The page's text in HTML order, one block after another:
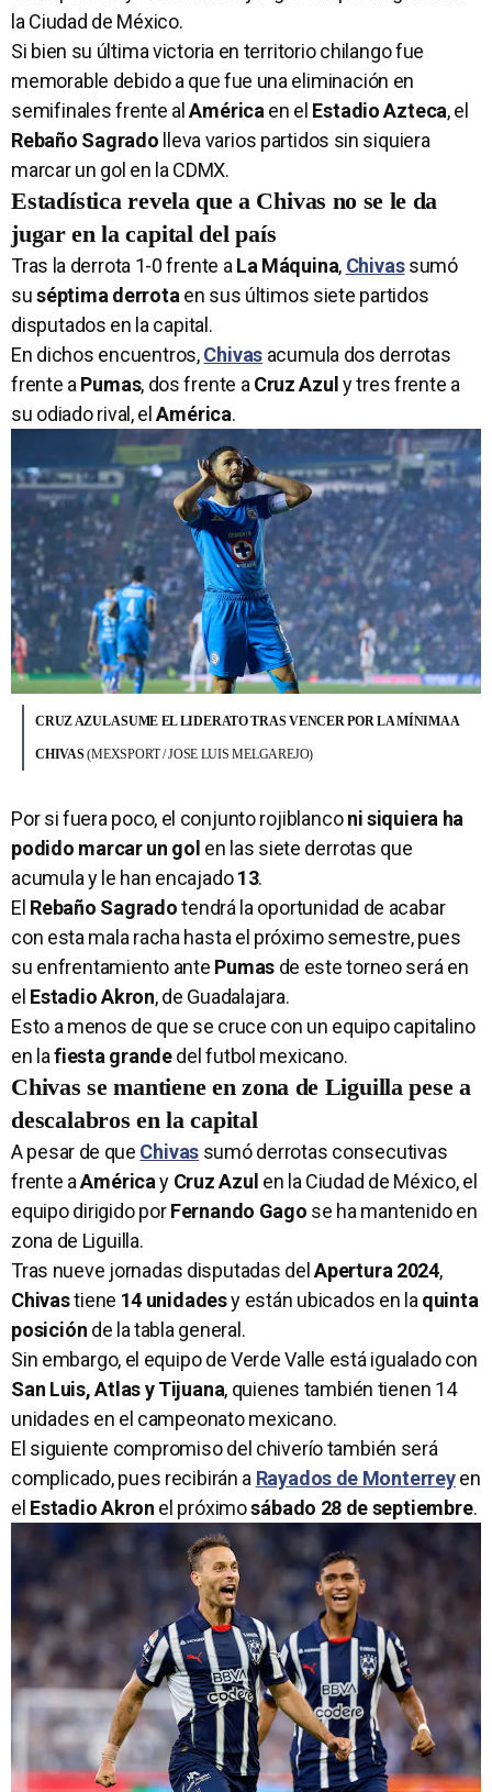
la Ciudad de México.
Si bien su última victoria en territorio chilango fue
memorable debido a que fue una eliminación en
semifinales frente alAméricaen el Estadio Azteca, el
Rebaño Sagrado lleva varios partidos sin siquiera
marcar un gol en la CDMX.
Estadística revela que a Chivas no se le da
jugar en la capital del país
Tras la derrota 1-0 frente aLa Máquina, Chivassumó
suséptima derrotaen sus últimos siete partidos
disputados en la capital.
En dichos encuentros,Chivas acumula dos derrotas
frente aPumas, dos frente aCruz Azul y tres frente a
su odiado rival, elAmérica.
CRUZ AZUL ASUME EL LIDERATO TRAS VENCER POR LA MÍNIMA A
CHIVAS(MEXSPORT / JOSE LUIS MELGAREJO)
Por si fuera poco, el conjunto rojiblanconi siquiera ha
podido marcar un gol en las siete derrotas que
acumula y le han encajado13.
El Rebaño Sagradotendrá la oportunidad de acabar
con esta mala racha hasta el próximo semestre, pues
su enfrentamiento ante Pumas de este torneo será en
el Estadio Akron, de Guadalajara.
Esto a menos de que se cruce con un equipo capitalino
en lafiesta grandedel futbol mexicano.
Chivas se mantiene en zona de Liguilla pese a
descalabros en la capital
A pesar de que Chivas sumó derrotas consecutivas
frente aAméricay Cruz Azul en la Ciudad de México, el
equipo dirigido porFernando Gago se ha mantenido en
zona de Liguilla.
Tras nueve jornadas disputadas del Apertura 2024,
Chivastiene 14 unidadesy están ubicados en la quinta
posición de la tabla general.
Sin embargo, el equipo de Verde Valle está igualado con
San Luis, Atlas y Tijuana, quienes también tienen 14
unidades en el campeonato mexicano.
El siguiente compromiso del chiverío también será
complicado, pues recibirán a Rayados de Monterreyen
el Estadio Akron el próximosábado 28 de septiembre.